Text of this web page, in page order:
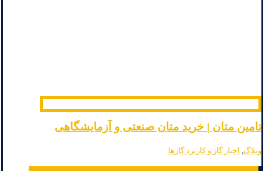
تامین متان | خرید متان صنعتی و آزمایشگاهی
وبلاگ اخبار گاز و کاربرد گازها